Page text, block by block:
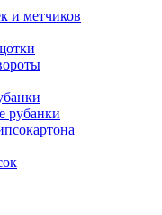
и метчиков
рубанки